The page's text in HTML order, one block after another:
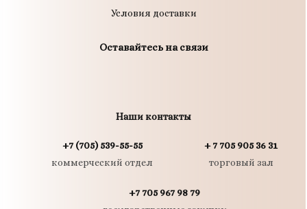
Условия доставки
Оставайтесь на связи
Наши контакты
+7 (705) 539-55-55
коммерческий отдел
+ 7 705 905 36 31
торговый зал
+7 705 967 98 79